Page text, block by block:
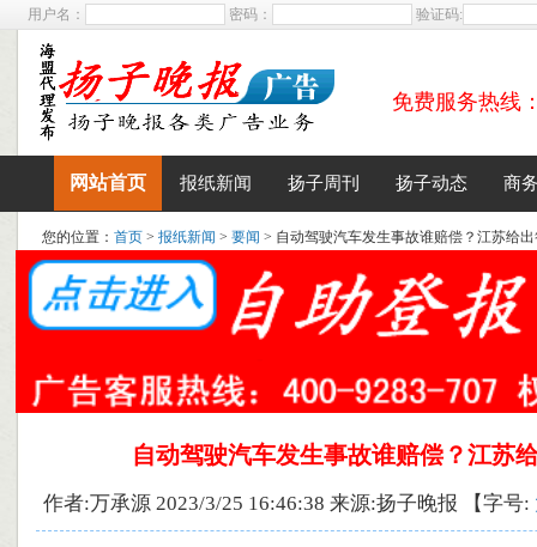
用户名： 密码： 验证码:
免费服务热线
网站首页 报纸新闻 扬子周刊 扬子动态 商
您的位置： 首页 > 报纸新闻 > 要闻 > 自动驾驶汽车发生事故谁赔偿？江苏给
自动驾驶汽车发生事故谁赔偿？江苏
作者:万承源 2023/3/25 16:46:38 来源:扬子晚报 【字号: